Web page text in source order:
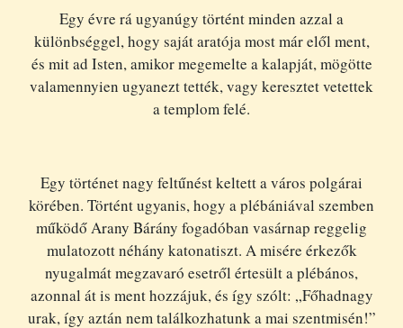
Egy évre rá ugyanúgy történt minden azzal a
különbséggel, hogy saját aratója most már elől ment,
és mit ad Isten, amikor megemelte a kalapját, mögötte
valamennyien ugyanezt tették, vagy keresztet vetettek
a templom felé.
Egy történet nagy feltűnést keltett a város polgárai
körében. Történt ugyanis, hogy a plébániával szemben
működő Arany Bárány fogadóban vasárnap reggelig
mulatozott néhány katonatiszt. A misére érkezők
nyugalmát megzavaró esetről értesült a plébános,
azonnal át is ment hozzájuk, és így szólt: „Főhadnagy
urak, így aztán nem találkozhatunk a mai szentmisén!”